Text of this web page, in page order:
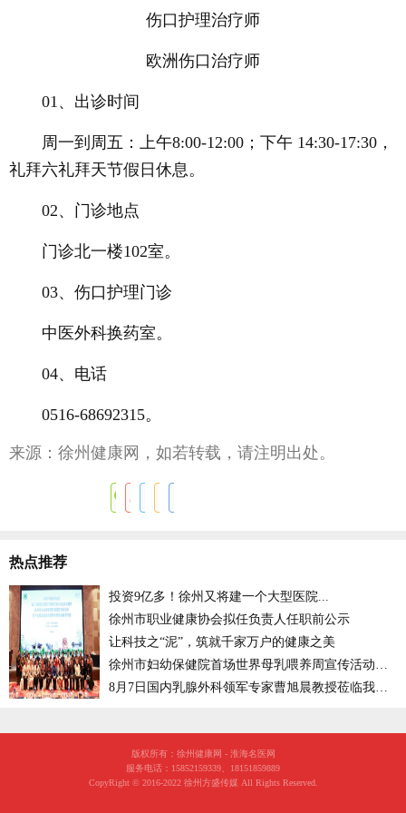
伤口护理治疗师
欧洲伤口治疗师
01、出诊时间
周一到周五：上午8:00-12:00；下午 14:30-17:30，
礼拜六礼拜天节假日休息。
02、门诊地点
门诊北一楼102室。
03、伤口护理门诊
中医外科换药室。
04、电话
0516-68692315。
来源：徐州健康网，如若转载，请注明出处。
热点推荐
投资9亿多！徐州又将建一个大型医院...
徐州市职业健康协会拟任负责人任职前公示
让科技之“泥”，筑就千家万户的健康之美
版权所有：徐州健康网 - 淮海名医网
服务电话：15852159339、18151859889
CopyRight © 2016-2022 徐州方盛传媒 All Rights Reserved.